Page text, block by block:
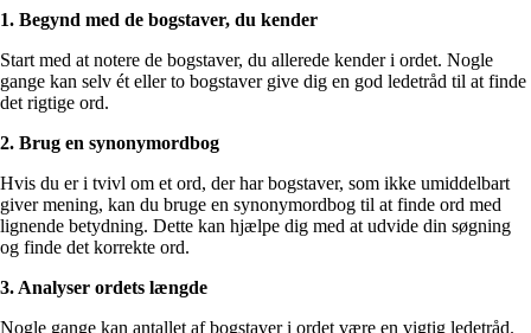
1. Begynd med de bogstaver, du kender
Start med at notere de bogstaver, du allerede kender i ordet. Nogle
gange kan selv ét eller to bogstaver give dig en god ledetråd til at finde
det rigtige ord.
2. Brug en synonymordbog
Hvis du er i tvivl om et ord, der har bogstaver, som ikke umiddelbart
giver mening, kan du bruge en synonymordbog til at finde ord med
lignende betydning. Dette kan hjælpe dig med at udvide din søgning
og finde det korrekte ord.
3. Analyser ordets længde
Nogle gange kan antallet af bogstaver i ordet være en vigtig ledetråd.